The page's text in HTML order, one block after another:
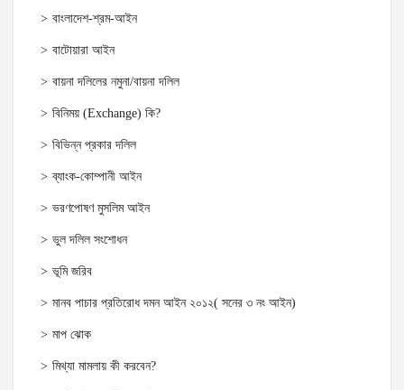
বাংলাদেশ-শ্রম-আইন
বাটোয়ারা আইন
বায়না দলিলের নমুনা/বায়না দলিল
বিনিময় (Exchange) কি?
বিভিন্ন প্রকার দলিল
ব্যাংক-কোম্পানী আইন
ভরণপোষণ মুসলিম আইন
ভুল দলিল সংশোধন
ভূমি জরিব
মানব পাচার প্রতিরোধ দমন আইন ২০১২( সনের ৩ নং আইন)
মাপ ঝোক
মিথ্যা মামলায় কী করবেন?